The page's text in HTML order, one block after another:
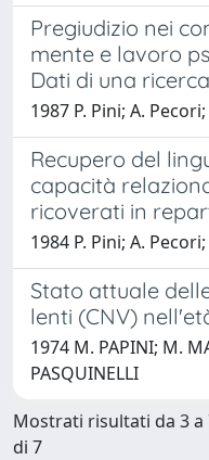
Pregiudizio nei
mente e lavoro
Dati di una
1987 P. Pini; A.
Recupero del
capacità
ricoverati in
1984 P. Pini; A.
Stato attuale
lenti (CNV)
1974 M. PAPINI; M.
PASQUINELLI
Mostrati risultati da 3 a
di 7